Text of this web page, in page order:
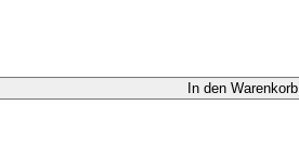
In den Warenkorb